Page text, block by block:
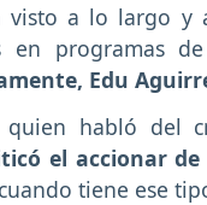
visto a lo largo
en programas
Edu
habló del
el accionar de
tiene ese